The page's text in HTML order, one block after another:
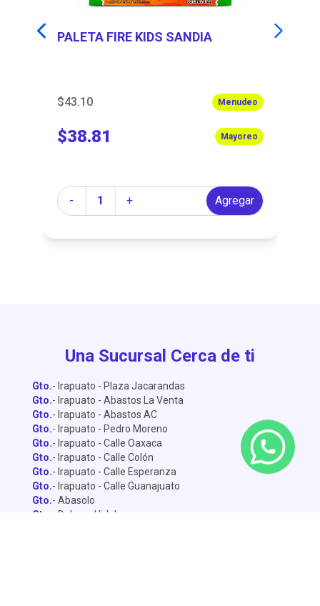
PALETA FIRE KIDS SANDIA
$43.10 Menudeo
$38.81 Mayoreo
-
Cantidad + Agregar
Una Sucursal Cerca de ti
Gto.- Irapuato - Plaza Jacarandas
Gto.- Irapuato - Abastos La Venta
Gto.- Irapuato - Abastos AC
Gto.- Irapuato - Pedro Moreno
Gto.- Irapuato - Calle Oaxaca
Gto.- Irapuato - Calle Colón
Gto.- Irapuato - Calle Esperanza
Gto.- Irapuato - Calle Guanajuato
Gto.- Abasolo
Gto.
- Dolores Hidalgo